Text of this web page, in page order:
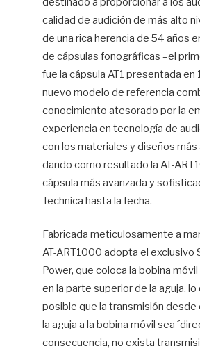
calidad de audición de más alto
de una rica herencia de 54 años
de cápsulas fonográficas –el
fue la cápsula AT1 presentada en
nuevo modelo de referencia
conocimiento atesorado por la
experiencia en tecnología de
con los materiales y diseños más
dando como resultado la AT-
cápsula más avanzada y
Technica hasta la fecha.
Fabricada meticulosamente a
AT-ART1000 adopta el exclusivo
Power, que coloca la bobina
en la parte superior de la aguja, lo
posible que la transmisión desde
la aguja a la bobina móvil sea
consecuencia, no exista